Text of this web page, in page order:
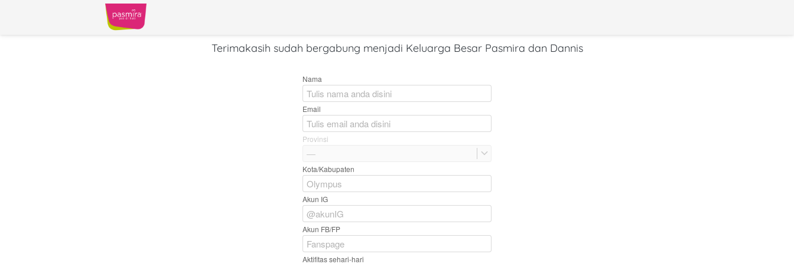
Terimakasih sudah bergabung menjadi Keluarga Besar Pasmira dan Dannis
Nama
Email
Provinsi
—
Kota/Kabupaten
Akun IG
Akun FB/FP
Aktifitas sehari-hari